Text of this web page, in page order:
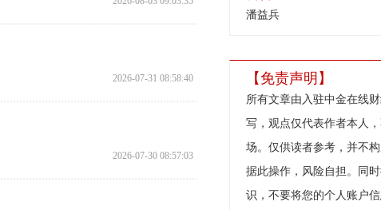
潘益兵
【免责声明】
所有文章由入驻中金在线
写，观点仅代表作者本人
场。仅供读者参考，并不
据此操作，风险自担。同
识，不要将您的个人账户
2026-07-31 08:58:40
2026-07-30 08:57:03